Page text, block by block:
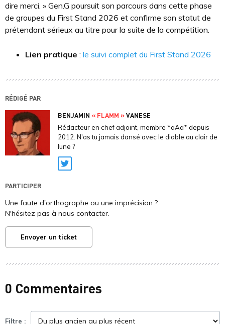
dire merci. » Gen.G poursuit son parcours dans cette phase
de groupes du First Stand 2026 et confirme son statut de
prétendant sérieux au titre pour la suite de la compétition.
Lien pratique : le suivi complet du First Stand 2026
RÉDIGÉ PAR
BENJAMIN « FLAMM »VANESE
Rédacteur en chef adjoint, membre *aAa* depuis
2012. N'as tu jamais dansé avec le diable au clair de
lune ?
Twitter
PARTICIPER
Une faute d'orthographe ou une imprécision ?
N'hésitez pas à nous contacter.
Envoyer un ticket
0 Commentaires
Filtre :